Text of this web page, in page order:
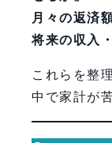
月々の返済
将来の収入
これらを整
中で家計が